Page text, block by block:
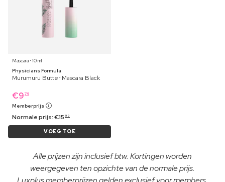
Mascara ⋅ 10 ml
Physicians Formula
Murumuru Butter Mascara Black
€9 79
Memberprijs
Normale prijs:€15 99
VOEG TOE
Alle prijzen zijn inclusief btw. Kortingen worden
weergegeven ten opzichte van de normale prijs.